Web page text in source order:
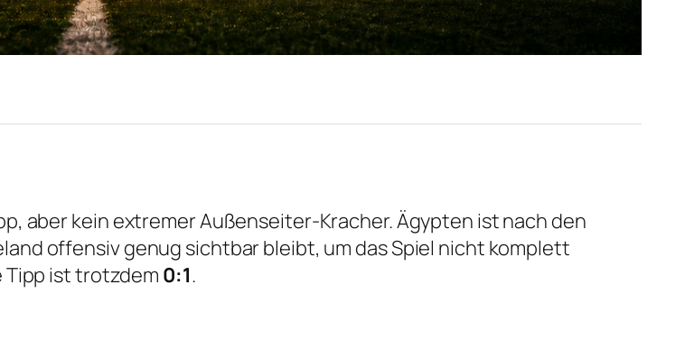
aber kein extremer Außenseiter-Kracher. Ägypten ist nach den
offensiv genug sichtbar bleibt, um das Spiel nicht komplett
Tipp ist trotzdem 0:1.